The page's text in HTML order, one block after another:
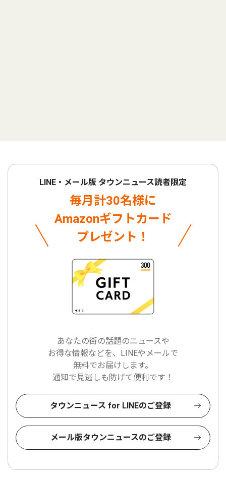
LINE・メール版 タウンニュース読者限定
毎月計30名様に
Amazonギフトカード
プレゼント！
あなたの街の話題のニュースや
お得な情報などを、LINEやメールで
無料でお届けします。
通知で見逃しも防げて便利です！
タウンニュース for LINEのご登録
メール版タウンニュースのご登録